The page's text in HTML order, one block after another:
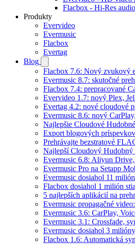
Flacbox - Hi-Res
Produkty
Evervideo
Evermusic
Flacbox
Evertag
Blog
Flacbox 7.6: Nový zvukový
Evermusic 8.7: skutočné
Flacbox 7.4: prepracované
Evervideo 1.7: nový Plex,
Evertag 4.2: nové cloudové
Evermusic 8.6: nový
Najlepšie Cloudové
Export blogových
Prehrávajte bezstratové
Najlepší Cloudový Hudobný
Evermusic 6.8: Aliyun
Evermusic Pro na Setapp
Evermusic dosiahol 11
Flacbox dosiahol 1 milión
5 najlepších aplikácií na
Evermusic propagačné
Evermusic 3.6: CarPlay,
Evermusic 3.1: Crossfade,
Evermusic dosiahol 3
Flacbox 1.6: Automatická